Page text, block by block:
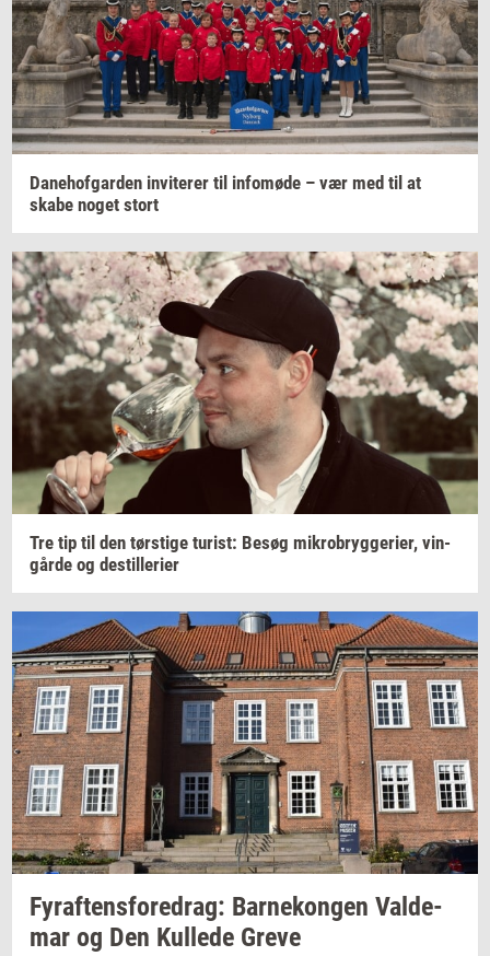
Da­ne­hof­gar­den in­vi­te­rer til in­fo­mø­de – vær med til at
skabe noget stort
Tre tip til den tørsti­ge turist: Besøg mi­kro­bryg­ge­ri­er, vin­
går­de og destil­le­ri­er
Fyraf­tens­fored­rag: Bar­ne­kon­gen Val­de­
mar og Den Kul­le­de Greve